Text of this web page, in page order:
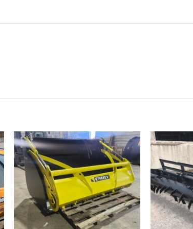
Ajouter
à la liste
de
souhaits